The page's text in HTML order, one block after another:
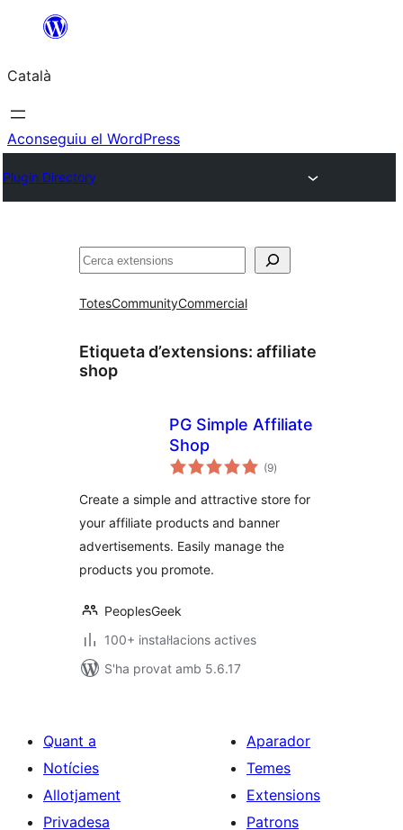
contingut
Català
Aconseguiu el WordPress
Plugin Directory
Cerca
TotesCommunityCommercial
Etiqueta d’extensions: affiliate
shop
PG Simple Affiliate
Shop
(9puntuacions
totals
)
Create a simple and attractive store for
your affiliate products and banner
advertisements. Easily manage the
products you promote.
PeoplesGeek
100+ instal·lacions actives
S'ha provat amb 5.6.17
Quant a
Notícies
Allotjament
Privadesa
Aparador
Temes
Extensions
Patrons